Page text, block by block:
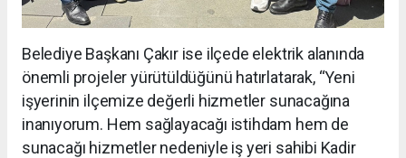
Belediye Başkanı Çakır ise ilçede elektrik alanında
önemli projeler yürütüldüğünü hatırlatarak, “Yeni
işyerinin ilçemize değerli hizmetler sunacağına
inanıyorum. Hem sağlayacağı istihdam hem de
sunacağı hizmetler nedeniyle iş yeri sahibi Kadir